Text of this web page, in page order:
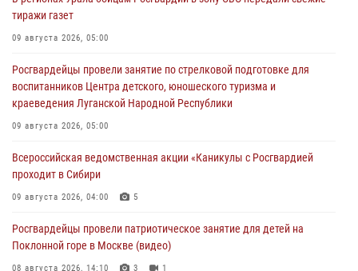
тиражи газет
09 августа 2026, 05:00
Росгвардейцы провели занятие по стрелковой подготовке для
воспитанников Центра детского, юношеского туризма и
краеведения Луганской Народной Республики
09 августа 2026, 05:00
Всероссийская ведомственная акции «Каникулы с Росгвардией
проходит в Сибири
09 августа 2026, 04:00 5
Росгвардейцы провели патриотическое занятие для детей на
Поклонной горе в Москве (видео)
08 августа 2026, 14:10 3 1